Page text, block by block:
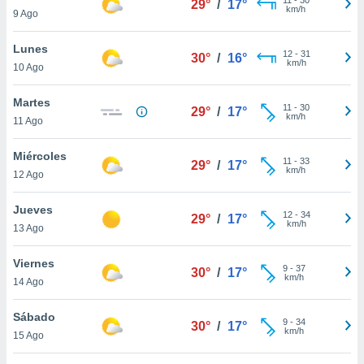
más
nuestra
y
de
disponible
cookies
aceptar
9 Ago
29° / 17°
km/h
Lunes
10 Ago
30° / 16° 12- 31
km/h
Martes
11 Ago
29° / 17° 11 - 30
km/h
Miércoles
12 Ago
29° / 17° 11 - 33
km/h
Jueves
13 Ago
29° / 17° 12- 34
km/h
Viernes
14 Ago
30° / 17° 9- 37
km/h
Sábado
15 Ago
30° / 17° 9- 34
km/h